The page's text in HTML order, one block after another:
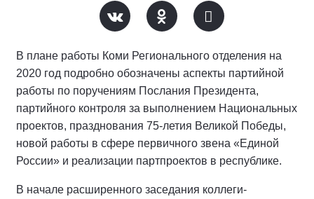
В плане работы Коми Регионального отделения на
2020 год подробно обозначены аспекты партийной
работы по поручениям Послания Президента,
партийного контроля за выполнением Национальных
проектов, празднования 75-летия Великой Победы,
новой работы в сфере первичного звена «Единой
России» и реализации партпроектов в республике.
В начале расширенного заседания коллеги-